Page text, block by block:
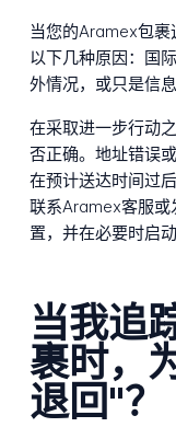
当您的Aramex包
以下几种原因：国
外情况，或只是信
在采取进一步行动
否正确。地址错误
在预计送达时间过
联系Aramex客服或
置，并在必要时启
当我追
裹时，
退回"？